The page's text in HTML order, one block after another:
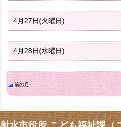
4月27日(火曜日)
4月28日(水曜日)
前の月